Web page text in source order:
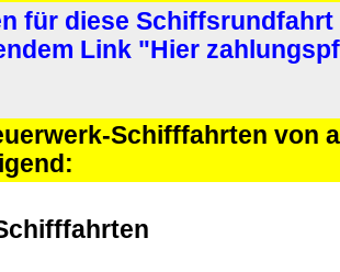
für diese
Link "Hier
Schifffahrten von